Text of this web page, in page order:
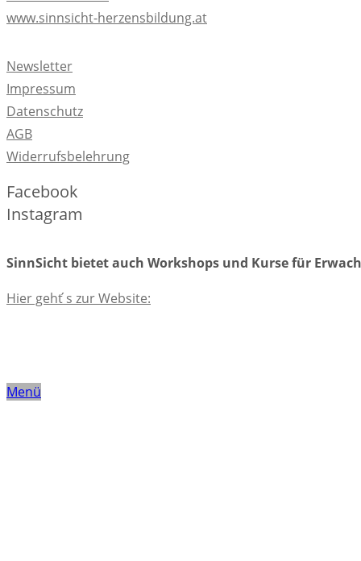
www.sinnsicht-herzensbildung.at
Newsletter
Impressum
Datenschutz
AGB
Widerrufsbelehrung
Facebook
Instagram
SinnSicht bietet auch Workshops und Kurse für
Hier geht ́s zur Website:
Menü